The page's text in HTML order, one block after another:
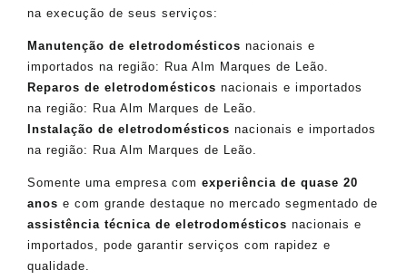
na execução de seus serviços:
Manutenção de eletrodomésticos nacionais e
importados na região: Rua Alm Marques de Leão.
Reparos de eletrodomésticos nacionais e importados
na região: Rua Alm Marques de Leão.
Instalação de eletrodomésticos nacionais e importados
na região: Rua Alm Marques de Leão.
Somente uma empresa com experiência de quase 20
anos e com grande destaque no mercado segmentado de
assistência técnica de eletrodomésticos nacionais e
importados, pode garantir serviços com rapidez e
qualidade.